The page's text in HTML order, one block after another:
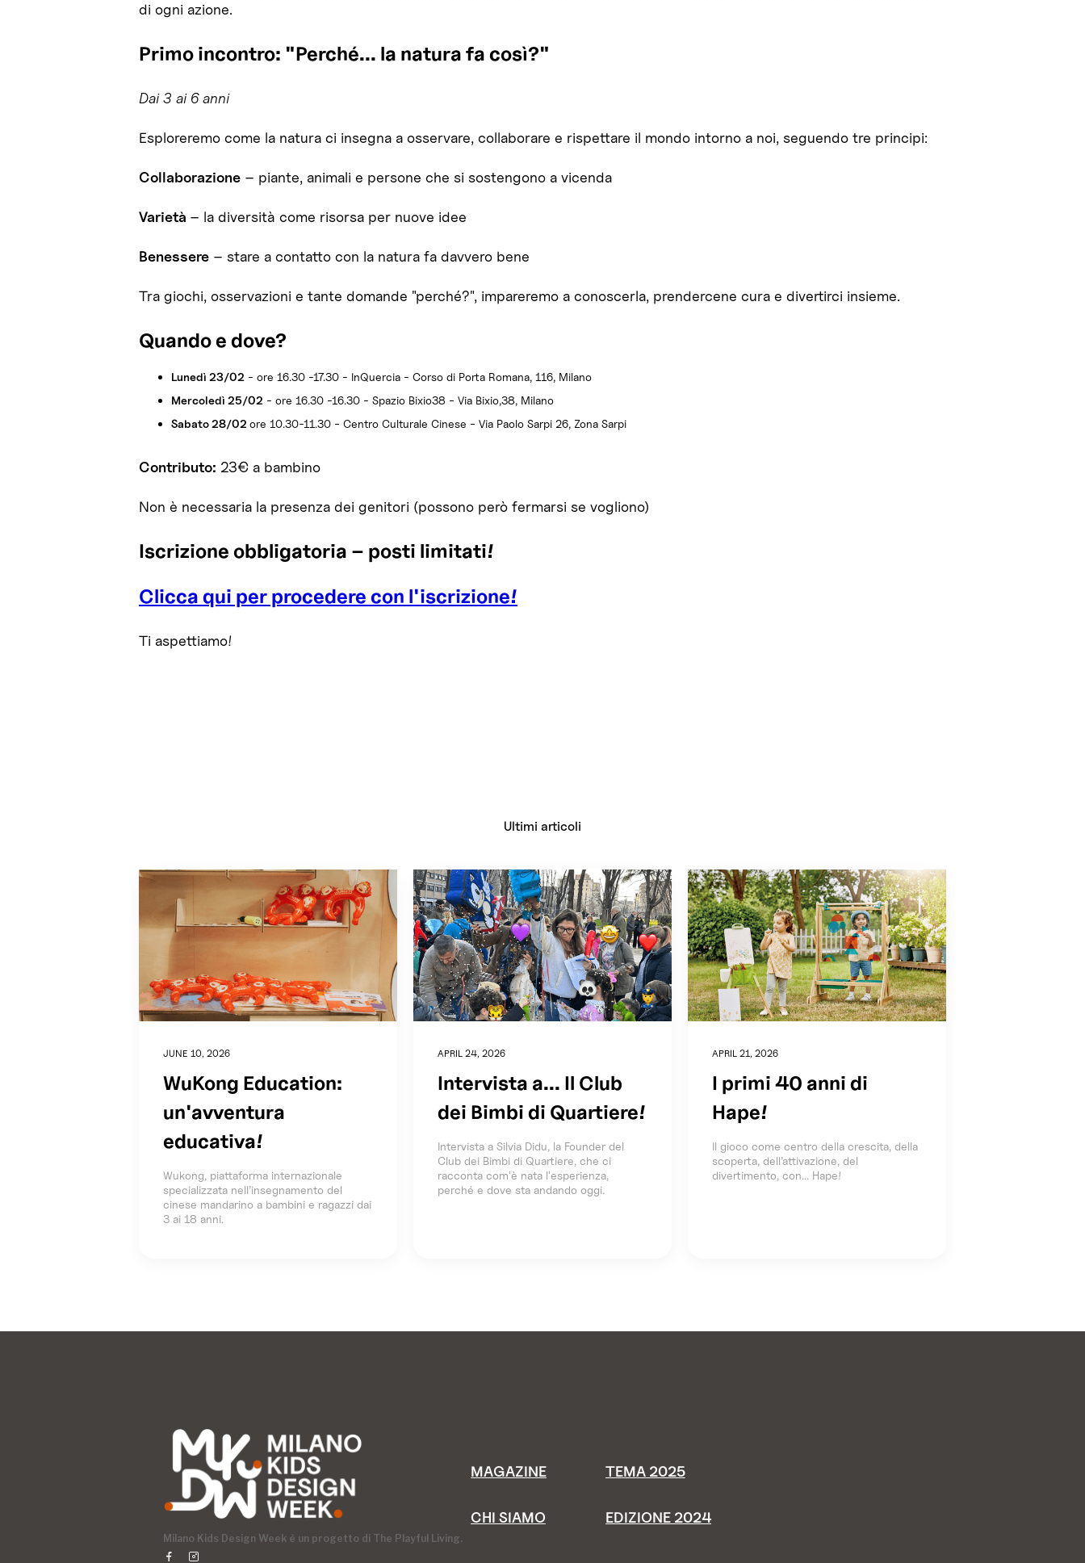
di ogni azione.
Primo incontro: "Perché... la natura fa così?"
Dai 3 ai 6 anni
Esploreremo come la natura ci insegna a osservare, collaborare e rispettare il mondo intorno a noi, seguendo tre principi:
Collaborazione – piante, animali e persone che si sostengono a vicenda
Varietà – la diversità come risorsa per nuove idee
Benessere – stare a contatto con la natura fa davvero bene
Tra giochi, osservazioni e tante domande "perché?", impareremo a conoscerla, prendercene cura e divertirci insieme.
Quando e dove?
Lunedì 23/02 - ore 16.30 -17.30 - InQuercia - Corso di Porta Romana, 116, Milano
Mercoledì 25/02 - ore 16.30 -16.30 - Spazio Bixio38 - Via Bixio,38, Milano
Sabato 28/02 ore 10.30-11.30 - Centro Culturale Cinese - Via Paolo Sarpi 26, Zona Sarpi
Contributo: 23€ a bambino
Non è necessaria la presenza dei genitori (possono però fermarsi se vogliono)
Iscrizione obbligatoria – posti limitati!
Clicca qui per procedere con l'iscrizione!
Ti aspettiamo!
Ultimi articoli
JUNE 10, 2026
WuKong Education:
un'avventura
educativa!
Wukong, piattaforma internazionale
specializzata nell’insegnamento del
cinese mandarino a bambini e ragazzi dai
3 ai 18 anni.
APRIL 24, 2026
Intervista a... Il Club
dei Bimbi di Quartiere!
Intervista a Silvia Didu, la Founder del
Club dei Bimbi di Quartiere, che ci
racconta com'è nata l'esperienza,
perché e dove sta andando oggi.
APRIL 21, 2026
I primi 40 anni di
Hape!
Il gioco come centro della crescita, della
scoperta, dell’attivazione, del
divertimento, con... Hape!
Milano Kids Design Week è un progetto di The Playful Living.
MAGAZINE TEMA 2025
CHI SIAMO EDIZIONE 2024